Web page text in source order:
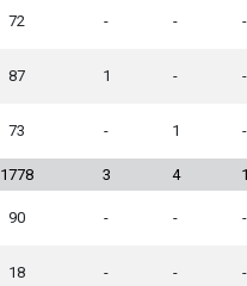
72 - - -
87 1 - -
73 - 1 -
1778 3 4 1
90 - - -
18 - - -